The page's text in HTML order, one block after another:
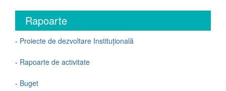
Rapoarte
- Proiecte de dezvoltare Instituțională
- Rapoarte de activitate
- Buget